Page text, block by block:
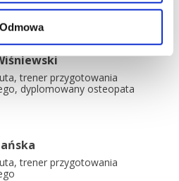
Odmowa
trener przygotowania
dyplomowany osteopata
trener przygotowania